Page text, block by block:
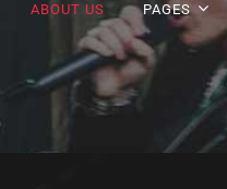
ABOUT US PAGES